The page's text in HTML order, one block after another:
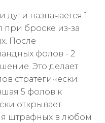
назначается 1
при броске из-за
После
фолов - 2
Это делает
стратегически
5 фолов к
открывает
штрафных в любом